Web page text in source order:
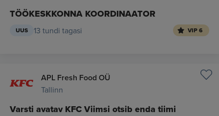
TÖÖKESKKONNA KOORDINAATOR
UUS 13 tundi tagasi VIP 6
APL Fresh Food OÜ
Tallinn
Varsti avatav KFC Viimsi otsib enda tiimi